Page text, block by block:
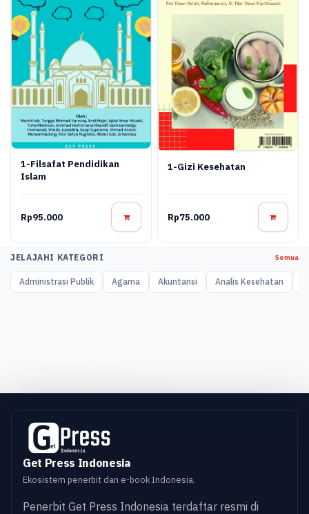
1-Filsafat Pendidikan
Islam
Rp95.000
1-Gizi Kesehatan
Rp75.000
JELAJAHI KATEGORI Semua
Administrasi Publik Agama Akuntansi Analis Kesehatan
Get Press Indonesia
Ekosistem penerbit dan e-book Indonesia.
Penerbit Get Press Indonesia terdaftar resmi di